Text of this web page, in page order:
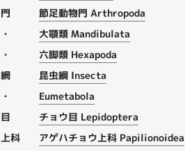
門
節足動物門 Arthropoda
・
大顎類 Mandibulata
・
六脚類 Hexapoda
網
昆虫綱 Insecta
・
Eumetabola
目
チョウ目 Lepidoptera
上科
アゲハチョウ上科 Papilionoidea